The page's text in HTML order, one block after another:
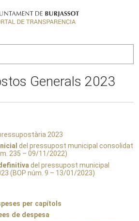
Generals 2023
2023
del pressupost municipal consolidat
235 – 09/11/2022)
del pressupost municipal
(BOP núm. 9 – 13/01/2023)
per capítols
de despesa